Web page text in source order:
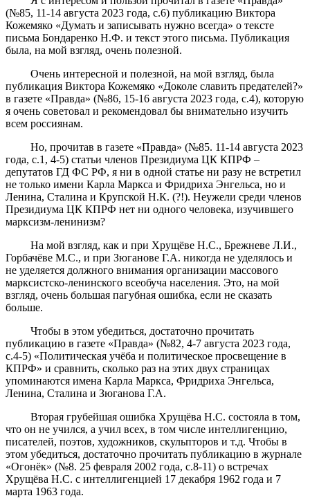
(№85, 11-14 августа 2023 года, с.6) публикацию Виктора
Кожемяко «Думать и записывать нужно всегда» о тексте
письма Бондаренко Н.Ф. и текст этого письма. Публикация
была, на мой взгляд, очень полезной.
Очень интересной и полезной, на мой взгляд, была
публикация Виктора Кожемяко «Доколе славить предателей?»
в газете «Правда» (№86, 15-16 августа 2023 года, с.4), которую
я очень советовал и рекомендовал бы внимательно изучить
всем россиянам.
Но, прочитав в газете «Правда» (№85. 11-14 августа 2023
года, с.1, 4-5) статьи членов Президиума ЦК КПРФ –
депутатов ГД ФС РФ, я ни в одной статье ни разу не встретил
не только имени Карла Маркса и Фридриха Энгельса, но и
Ленина, Сталина и Крупской Н.К. (?!). Неужели среди членов
Президиума ЦК КПРФ нет ни одного человека, изучившего
марксизм-ленинизм?
На мой взгляд, как и при Хрущёве Н.С., Брежневе Л.И.,
Горбачёве М.С., и при Зюганове Г.А. никогда не уделялось и
не уделяется должного внимания организации массового
марксистско-ленинского всеобуча населения. Это, на мой
взгляд, очень большая пагубная ошибка, если не сказать
больше.
Чтобы в этом убедиться, достаточно прочитать
публикацию в газете «Правда» (№82, 4-7 августа 2023 года,
с.4-5) «Политическая учёба и политическое просвещение в
КПРФ» и сравнить, сколько раз на этих двух страницах
упоминаются имена Карла Маркса, Фридриха Энгельса,
Ленина, Сталина и Зюганова Г.А.
Вторая грубейшая ошибка Хрущёва Н.С. состояла в том,
что он не учился, а учил всех, в том числе интеллигенцию,
писателей, поэтов, художников, скульпторов и т.д. Чтобы в
этом убедиться, достаточно прочитать публикацию в журнале
«Огонёк» (№8. 25 февраля 2002 года, с.8-11) о встречах
Хрущёва Н.С. с интеллигенцией 17 декабря 1962 года и 7
марта 1963 года.